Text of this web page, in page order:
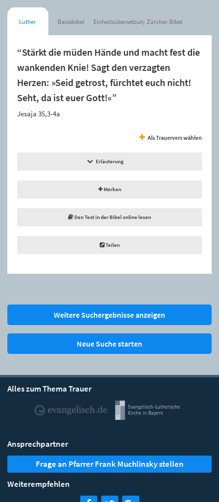
Luther Basisbibel Einheitsübersetzung Zürcher Bibel
“Stärkt die müden Hände und macht fest die
wankenden Knie! Sagt den verzagten
Herzen: »Seid getrost, fürchtet euch nicht!
Seht, da ist euer Gott!«”
Jesaja 35,3-4a
Als Trauervers wählen
Erläuterung
Merken
Den Text in der Bibel online lesen
Teilen
Weitere Suchergebnisse anzeigen
Neue Suche starten
Alles zum Thema Trauer
Ansprechpartner
Frage an Pfarrer Frank Muchlinsky stellen
Weiterempfehlen